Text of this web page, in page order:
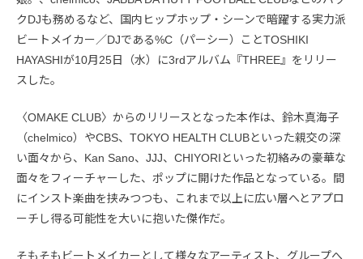
クDJも務めるなど、国内ヒップホップ・シーンで暗躍する実力派
ビートメイカー／DJである%C（パーシー）ことTOSHIKI
HAYASHIが10月25日（水）に3rdアルバム『THREE』をリリー
スした。
〈OMAKE CLUB〉からのリリースとなった本作は、鈴木真海子
（chelmico）やCBS、TOKYO HEALTH CLUBといった親交の深
い面々から、Kan Sano、JJJ、CHIYORIといった初絡みの豪華な
面々をフィーチャーした、ポップに開けた作品となっている。間
にインスト楽曲を挟みつつも、これまで以上に広い層へとアプロ
ーチし得る可能性を大いに抱いた傑作だ。
そもそもビートメイカーとして様々なアーティスト、グループへ